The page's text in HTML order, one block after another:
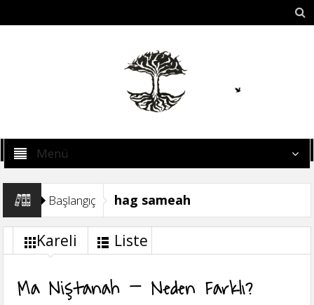
Menü
Başlangıç hag sameah
Kareli Liste
Ma Niştanah – Neden Farklı?